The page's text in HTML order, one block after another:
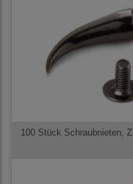
100 Stück Schraubnieten,